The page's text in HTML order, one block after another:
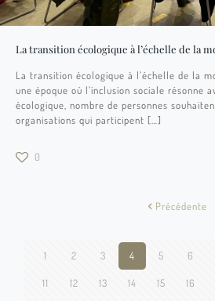
La transition écologique à l’échelle de la
La transition écologique à l’échelle de la
une époque où l’inclusion sociale résonne
écologique, nombre de personnes
organisations qui participent […]
0
Précédente
1 2 3 4 5 6
11 12 13 14 15 16